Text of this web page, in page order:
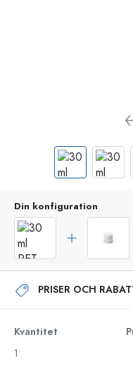
Din konfiguration
PRISER OCH
Kvantitet
1